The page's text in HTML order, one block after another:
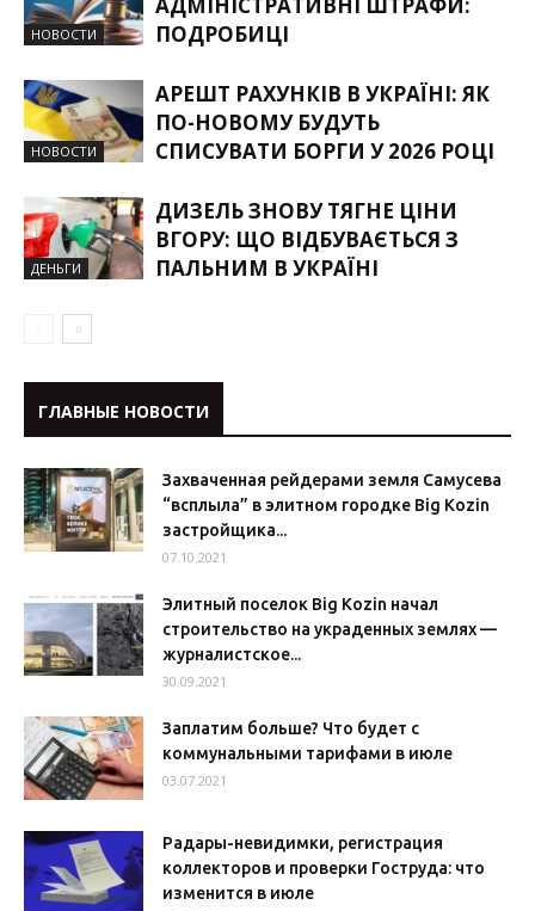
НОВОСТИ
ПОДРОБИЦІ
НОВОСТИ
АРЕШТ РАХУНКІВ В УКРАЇНІ: ЯК
ПО-НОВОМУ БУДУТЬ
СПИСУВАТИ БОРГИ У 2026 РОЦІ
ДЕНЬГИ
ДИЗЕЛЬ ЗНОВУ ТЯГНЕ ЦІНИ
ВГОРУ: ЩО ВІДБУВАЄТЬСЯ З
ПАЛЬНИМ В УКРАЇНІ
ГЛАВНЫЕ НОВОСТИ
Захваченная рейдерами земля Самусева
“всплыла” в элитном городке Big Kozin
застройщика...
07.10.2021
Элитный поселок Big Kozin начал
строительство на украденных землях —
журналистское...
30.09.2021
Заплатим больше? Что будет с
коммунальными тарифами в июле
03.07.2021
Радары-невидимки, регистрация
коллекторов и проверки Гоструда: что
изменится в июле